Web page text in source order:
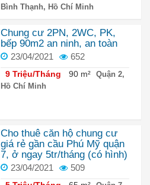
Bình Thạnh, Hồ Chí Minh
Chung cư 2PN, 2WC, PK,
bếp 90m2 an ninh, an toàn
23/04/2021 652
9 Triệu/Tháng 90 m²
Quận 2,
Hồ Chí Minh
Cho thuê căn hộ chung cư
giá rẻ gần cầu Phú Mỹ quận
7, ở ngay 5tr/tháng (có hình)
23/04/2021 509